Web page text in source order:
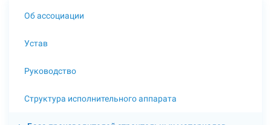
Об ассоциации
Устав
Руководство
Структура исполнительного аппарата